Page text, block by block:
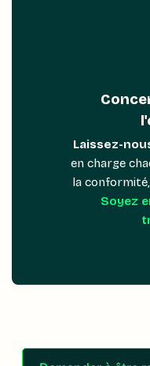
Laissez-
en charge
la
Soyez